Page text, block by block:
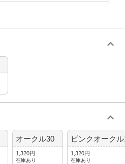
オークル30
1,320円
在庫あり
ピンクオーク
1,320円
在庫あり